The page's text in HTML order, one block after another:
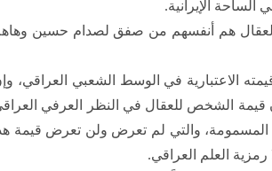
الساحة الإيرانية.
العقال هم أنفسهم من صفق لصدام حسين
الاعتبارية في الوسط الشعبي العراقي،
قيمة الشخص للعقال في النظر العرفي
المسمومة، والتي لم تعرض ولن تعرض قيمة
رمزية العلم العراقي.